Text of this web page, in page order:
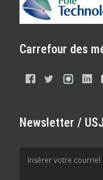
Carrefour des
Newsletter /